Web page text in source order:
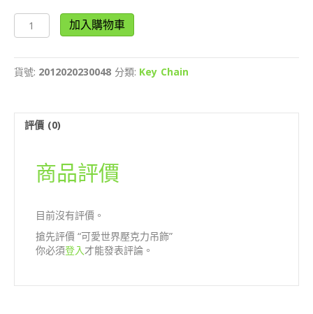
可
愛
界
壓
吊
加入購物車
貨號: 2012020230048 分類: Key Chain
評價 (0)
商品評價
目前沒有評價。
搶先評價 “可愛世界壓克力吊飾”
你必須登入才能發表評論。